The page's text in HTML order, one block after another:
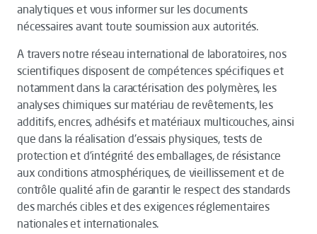
analytiques et vous informer sur les documents
nécessaires avant toute soumission aux autorités.
A travers notre réseau international de laboratoires, nos
scientifiques disposent de compétences spécifiques et
notamment dans la caractérisation des polymères, les
analyses chimiques sur matériau de revêtements, les
additifs, encres, adhésifs et matériaux multicouches, ainsi
que dans la réalisation d'essais physiques, tests de
protection et d’intégrité des emballages, de résistance
aux conditions atmosphériques, de vieillissement et de
contrôle qualité afin de garantir le respect des standards
des marchés cibles et des exigences réglementaires
nationales et internationales.